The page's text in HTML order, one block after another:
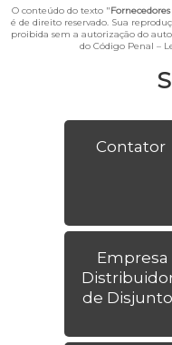
Contator
Empresa
de
O conteúdo do texto "
é de direito reservado. Sua
proibida sem a autorização do
do Código Penal –